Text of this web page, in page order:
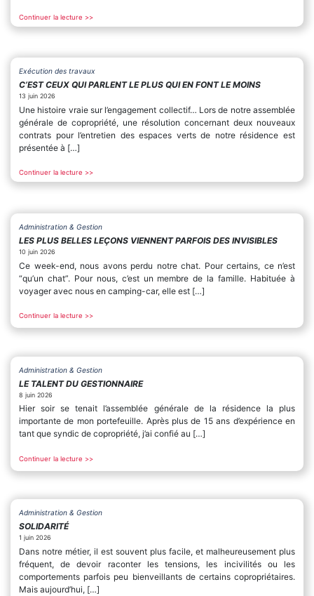
Continuer la lecture >>
Exécution des travaux
C’EST CEUX QUI PARLENT LE PLUS QUI EN FONT LE MOINS
13 juin 2026
Une histoire vraie sur l’engagement collectif… Lors de notre assemblée
générale de copropriété, une résolution concernant deux nouveaux
contrats pour l’entretien des espaces verts de notre résidence est
présentée à […]
Continuer la lecture >>
Administration & Gestion
LES PLUS BELLES LEÇONS VIENNENT PARFOIS DES INVISIBLES
10 juin 2026
Ce week-end, nous avons perdu notre chat. Pour certains, ce n’est
“qu’un chat”. Pour nous, c’est un membre de la famille. Habituée à
voyager avec nous en camping-car, elle est […]
Continuer la lecture >>
Administration & Gestion
LE TALENT DU GESTIONNAIRE
8 juin 2026
Hier soir se tenait l’assemblée générale de la résidence la plus
importante de mon portefeuille. Après plus de 15 ans d’expérience en
tant que syndic de copropriété, j’ai confié au […]
Continuer la lecture >>
Administration & Gestion
SOLIDARITÉ
1 juin 2026
Dans notre métier, il est souvent plus facile, et malheureusement plus
fréquent, de devoir raconter les tensions, les incivilités ou les
comportements parfois peu bienveillants de certains copropriétaires.
Mais aujourd’hui, […]